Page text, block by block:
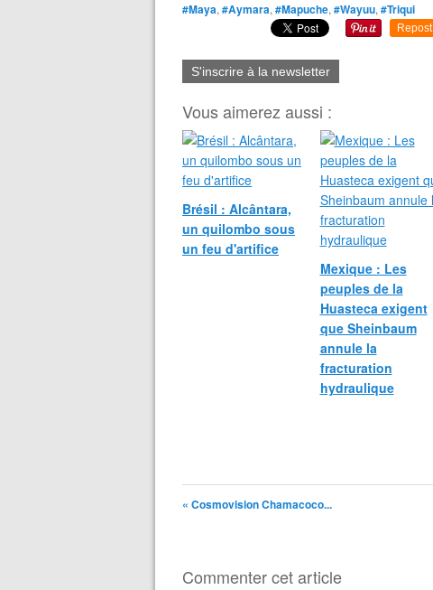
#Maya, #Aymara, #Mapuche, #Wayuu, #Triqui
Repost
S'inscrire à la newsletter
Vous aimerez aussi :
Brésil : Alcântara,
un quilombo sous
un feu d'artifice
Mexique : Les
peuples de la
Huasteca exigent
que Sheinbaum
annule la
fracturation
hydraulique
« Cosmovision Chamacoco...
Commenter cet article